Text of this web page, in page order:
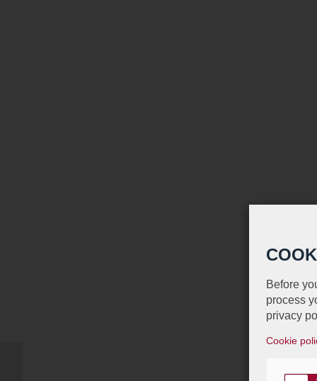
Before
process
privacy
Cookie